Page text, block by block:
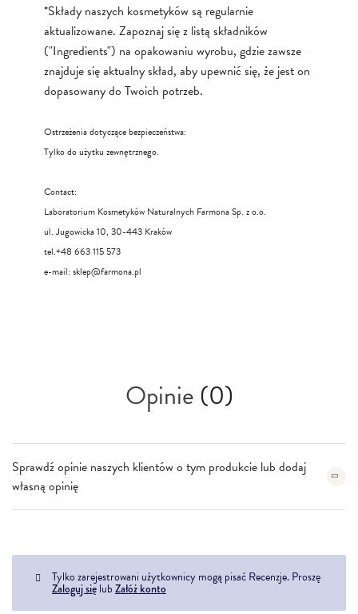
*Składy naszych kosmetyków są regularnie
aktualizowane. Zapoznaj się z listą składników
("Ingredients") na opakowaniu wyrobu, gdzie zawsze
znajduje się aktualny skład, aby upewnić się, że jest on
dopasowany do Twoich potrzeb.
Ostrzeżenia dotyczące bezpieczeństwa:
Tylko do użytku zewnętrznego.
Contact:
Laboratorium Kosmetyków Naturalnych Farmona Sp. z o.o.
ul. Jugowicka 10, 30-443 Kraków
tel.+48 663 115 573
e-mail: sklep@farmona.pl
Opinie(0)
Sprawdź opinie naszych klientów o tym produkcie lub dodaj
własną opinię
Tylko zarejestrowani użytkownicy mogą pisać Recenzje. Proszę
Zaloguj się lub Załóż konto